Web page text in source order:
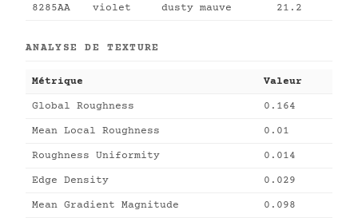
8285AA violet dusty mauve 21.2
ANALYSE DE TEXTURE
Métrique Valeur
Global Roughness 0.164
Mean Local Roughness 0.01
Roughness Uniformity 0.014
Edge Density 0.029
Mean Gradient Magnitude 0.098